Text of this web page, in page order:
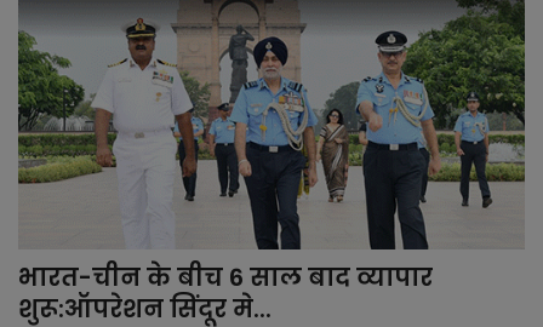
भारत-चीन के बीच 6 साल बाद व्यापार
शुरू:ऑपरेशन सिंदूर मे...